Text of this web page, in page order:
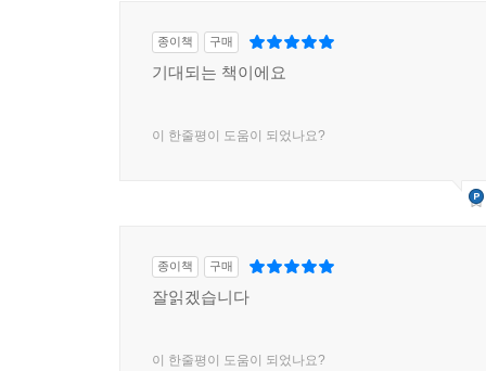
종이책 구매
기대되는 책이에요
이 한줄평이 도움이 되었나요?
종이책 구매
잘읽겠습니다
이 한줄평이 도움이 되었나요?